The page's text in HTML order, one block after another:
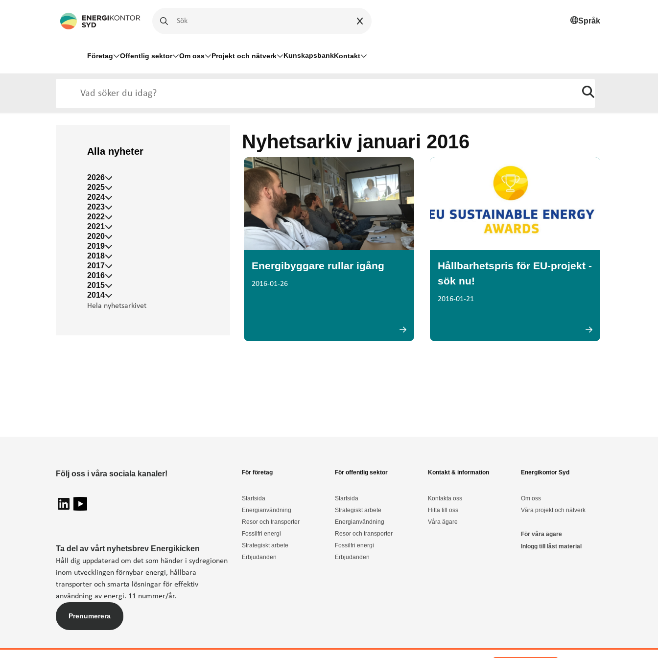
Språk
Företag Offentlig sektor Om oss Projekt och nätverk KunskapsbankKontakt
Nyhetsarkiv januari 2016
Energibyggare rullar igång
2016-01-26
Hållbarhetspris för EU-projekt -
sök nu!
2016-01-21
Alla nyheter
2026
2025
2024
2023
2022
2021
2020
2019
2018
2017
2016
2015
2014
Hela nyhetsarkivet
Ta del av vårt nyhetsbrev Energikicken
Håll dig uppdaterad om det som händer i sydregionen
inom utvecklingen förnybar energi, hållbara
transporter och smarta lösningar för effektiv
användning av energi. 11 nummer/år.
Prenumerera
Följ oss i våra sociala kanaler! För företag
Startsida
Energianvändning
Resor och transporter
Fossilfri energi
Strategiskt arbete
Erbjudanden
För offentlig sektor
Startsida
Strategiskt arbete
Energianvändning
Resor och transporter
Fossilfri energi
Erbjudanden
Kontakt & information
Kontakta oss
Hitta till oss
Våra ägare
Energikontor Syd
Om oss
Våra projekt och nätverk
För våra ägare
Inlogg till låst material